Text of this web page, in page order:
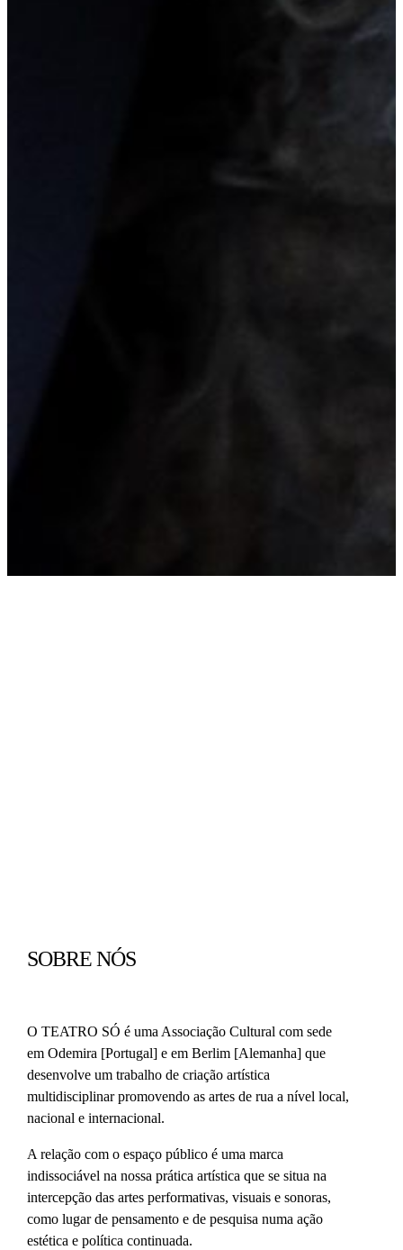
SOBRE NÓS
O TEATRO SÓ é uma Associação Cultural com sede
em Odemira [Portugal] e em Berlim [Alemanha] que
desenvolve um trabalho de criação artística
multidisciplinar promovendo as artes de rua a nível local,
nacional e internacional.
A relação com o espaço público é uma marca
indissociável na nossa prática artística que se situa na
intercepção das artes performativas, visuais e sonoras,
como lugar de pensamento e de pesquisa numa ação
estética e política continuada.